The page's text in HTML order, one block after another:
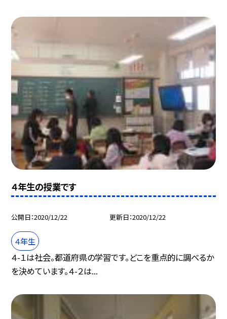
４年生の授業です
公開日 2020/12/22 更新日 2020/12/22
４年生
４-１は社会。都道府県の学習です。どこを重点的に調べるか
を決めています。４-２は...